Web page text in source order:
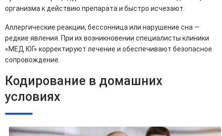
организма к действию препарата и быстро исчезают.
Аллергические реакции, бессонница или нарушение сна —
редкие явления. При их возникновении специалисты клиники
«МЕД ЮГ» корректируют лечение и обеспечивают безопасное
сопровождение.
Кодирование в домашних
условиях